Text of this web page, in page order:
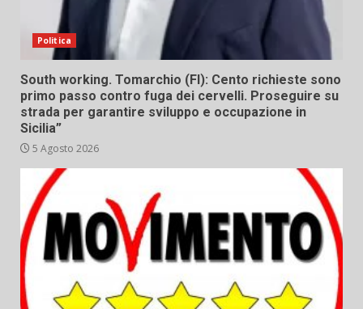
Politica
South working. Tomarchio (FI): Cento richieste sono
primo passo contro fuga dei cervelli. Proseguire su
strada per garantire sviluppo e occupazione in
Sicilia”
5 Agosto 2026